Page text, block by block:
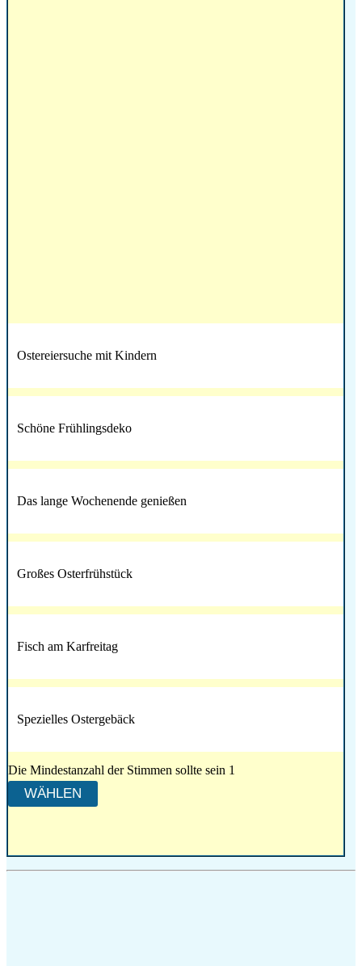
Ostereiersuche mit Kindern
Schöne Frühlingsdeko
Das lange Wochenende genießen
Großes Osterfrühstück
Fisch am Karfreitag
Spezielles Ostergebäck
Die Mindestanzahl der Stimmen sollte sein 1